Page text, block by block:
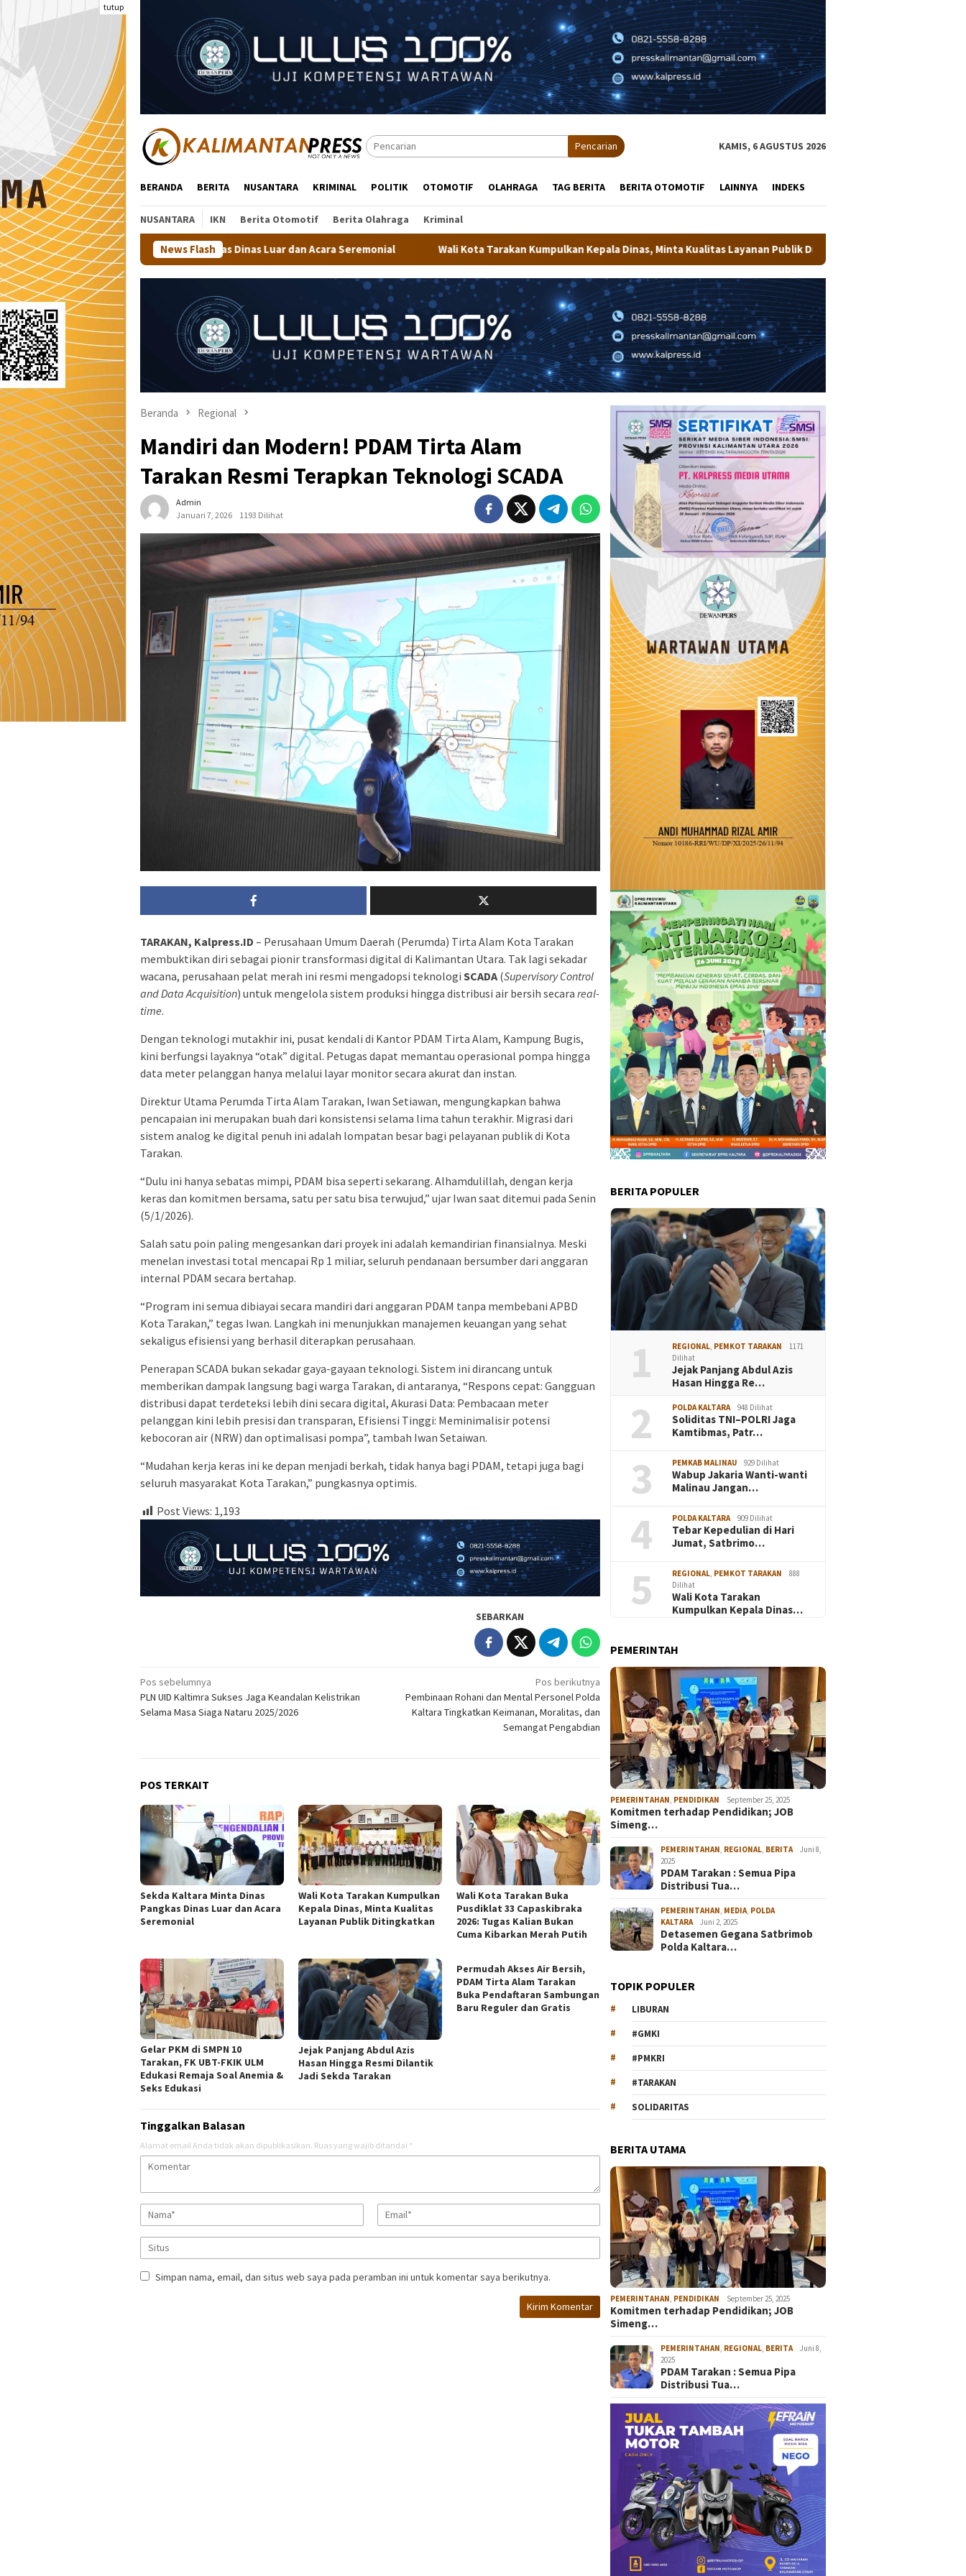
tutup
Pencarian KAMIS, 6 AGUSTUS 2026
BERANDA BERITA NUSANTARA KRIMINAL POLITIK OTOMOTIF OLAHRAGA TAG BERITA BERITA OTOMOTIF LAINNYA INDEKS
NUSANTARA IKN Berita Otomotif Berita Olahraga Kriminal
News Flash
Dinas Pangkas Dinas Luar dan Acara Seremonial Wali Kota Tarakan Kumpulkan Kepala Dinas, Minta Kualitas Layanan Publik Ditingkatkan Wali Kota Tarakan Buka Pusdiklat 33
Beranda Regional
Mandiri dan Modern! PDAM Tirta Alam
Tarakan Resmi Terapkan Teknologi SCADA
Admin
Januari 7, 2026
1193 Dilihat
TARAKAN, Kalpress.ID – Perusahaan Umum Daerah (Perumda) Tirta Alam Kota Tarakan
membuktikan diri sebagai pionir transformasi digital di Kalimantan Utara. Tak lagi sekadar
wacana, perusahaan pelat merah ini resmi mengadopsi teknologi SCADA (Supervisory Control
and Data Acquisition) untuk mengelola sistem produksi hingga distribusi air bersih secara real-
time.
Dengan teknologi mutakhir ini, pusat kendali di Kantor PDAM Tirta Alam, Kampung Bugis,
kini berfungsi layaknya “otak” digital. Petugas dapat memantau operasional pompa hingga
data meter pelanggan hanya melalui layar monitor secara akurat dan instan.
Direktur Utama Perumda Tirta Alam Tarakan, Iwan Setiawan, mengungkapkan bahwa
pencapaian ini merupakan buah dari konsistensi selama lima tahun terakhir. Migrasi dari
sistem analog ke digital penuh ini adalah lompatan besar bagi pelayanan publik di Kota
Tarakan.
“Dulu ini hanya sebatas mimpi, PDAM bisa seperti sekarang. Alhamdulillah, dengan kerja
keras dan komitmen bersama, satu per satu bisa terwujud,” ujar Iwan saat ditemui pada Senin
(5/1/2026).
Salah satu poin paling mengesankan dari proyek ini adalah kemandirian finansialnya. Meski
menelan investasi total mencapai Rp 1 miliar, seluruh pendanaan bersumber dari anggaran
internal PDAM secara bertahap.
“Program ini semua dibiayai secara mandiri dari anggaran PDAM tanpa membebani APBD
Kota Tarakan,” tegas Iwan. Langkah ini menunjukkan manajemen keuangan yang sehat
sekaligus efisiensi yang berhasil diterapkan perusahaan.
Penerapan SCADA bukan sekadar gaya-gayaan teknologi. Sistem ini dirancang untuk
memberikan dampak langsung bagi warga Tarakan, di antaranya, “Respons cepat: Gangguan
distribusi dapat terdeteksi lebih dini secara digital, Akurasi Data: Pembacaan meter
pelanggan kini lebih presisi dan transparan, Efisiensi Tinggi: Meminimalisir potensi
kebocoran air (NRW) dan optimalisasi pompa”, tambah Iwan Setaiwan.
“Mudahan kerja keras ini ke depan menjadi berkah, tidak hanya bagi PDAM, tetapi juga bagi
seluruh masyarakat Kota Tarakan,” pungkasnya optimis.
Post Views: 1,193
SEBARKAN
Navigasi
pos
Pos sebelumnya
PLN UID Kaltimra Sukses Jaga Keandalan Kelistrikan
Selama Masa Siaga Nataru 2025/2026
Pos berikutnya
Pembinaan Rohani dan Mental Personel Polda
Kaltara Tingkatkan Keimanan, Moralitas, dan
Semangat Pengabdian
POS TERKAIT
Sekda Kaltara Minta Dinas
Pangkas Dinas Luar dan Acara
Seremonial
Wali Kota Tarakan Kumpulkan
Kepala Dinas, Minta Kualitas
Layanan Publik Ditingkatkan
Wali Kota Tarakan Buka
Pusdiklat 33 Capaskibraka
2026: Tugas Kalian Bukan
Cuma Kibarkan Merah Putih
Gelar PKM di SMPN 10
Tarakan, FK UBT-FKIK ULM
Edukasi Remaja Soal Anemia &
Seks Edukasi
Jejak Panjang Abdul Azis
Hasan Hingga Resmi Dilantik
Jadi Sekda Tarakan
Permudah Akses Air Bersih,
PDAM Tirta Alam Tarakan
Buka Pendaftaran Sambungan
Baru Reguler dan Gratis
Tinggalkan Balasan
Alamat email Anda tidak akan dipublikasikan. Ruas yang wajib ditandai *
Simpan nama, email, dan situs web saya pada peramban ini untuk komentar saya berikutnya.
BERITA POPULER
1 REGIONAL PEMKOT TARAKAN
1171
Dilihat
Jejak Panjang Abdul Azis
Hasan Hingga Re…
2 POLDA KALTARA 948 Dilihat
Soliditas TNI–POLRI Jaga
Kamtibmas, Patr…
3 PEMKAB MALINAU 929 Dilihat
Wabup Jakaria Wanti-wanti
Malinau Jangan…
4 POLDA KALTARA 909 Dilihat
Tebar Kepedulian di Hari
Jumat, Satbrimo…
5 REGIONAL PEMKOT TARAKAN
888
Dilihat
Wali Kota Tarakan
Kumpulkan Kepala Dinas…
PEMERINTAH
PEMERINTAHAN PENDIDIKAN September 25, 2025
Komitmen terhadap Pendidikan; JOB
Simeng…
PEMERINTAHAN REGIONAL BERITA
Juni 8,
2025
PDAM Tarakan : Semua Pipa
Distribusi Tua…
PEMERINTAHAN MEDIA POLDA
KALTARA
Juni 2, 2025
Detasemen Gegana Satbrimob
Polda Kaltara…
TOPIK POPULER
LIBURAN
#GMKI
#PMKRI
#TARAKAN
SOLIDARITAS
BERITA UTAMA
PEMERINTAHAN, PENDIDIKAN September 25, 2025
Komitmen terhadap Pendidikan; JOB
Simeng…
PEMERINTAHAN, REGIONAL, BERITA
Juni 8,
2025
PDAM Tarakan : Semua Pipa
Distribusi Tua…